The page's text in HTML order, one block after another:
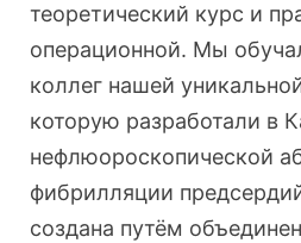
теоретический курс и
операционной. Мы
коллег нашей
которую разработали в
нефлюороскопической
фибрилляции
создана путём